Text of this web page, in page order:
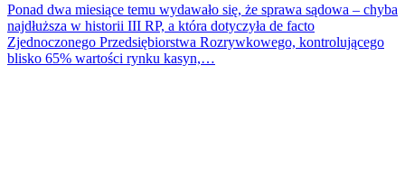
Ponad dwa miesiące temu wydawało się, że sprawa sądowa – chyba
najdłuższa w historii III RP, a która dotyczyła de facto
Zjednoczonego Przedsiębiorstwa Rozrywkowego, kontrolującego
blisko 65% wartości rynku kasyn,…